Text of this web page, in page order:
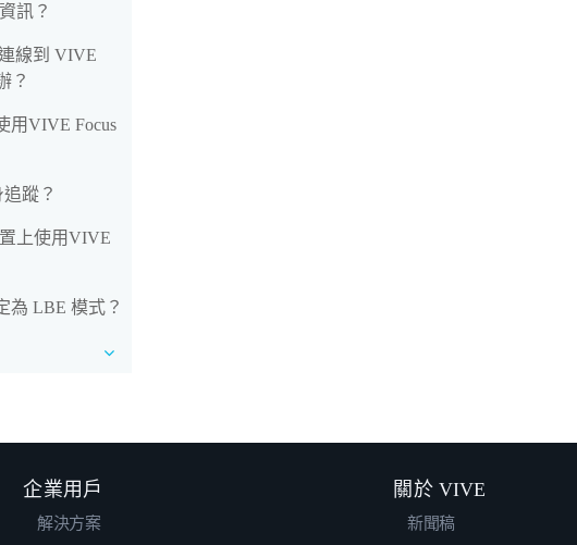
訊？
線到 VIVE
？
用VIVE Focus
蹤？
上使用VIVE
為 LBE 模式？
企業用戶
解決方案
關於 VIVE
新聞稿